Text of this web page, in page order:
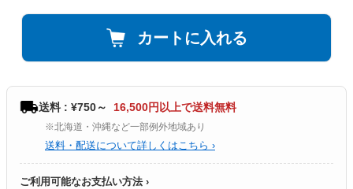
カートに入れる
送料 : ¥750～ 16,500円以上で送料無料
※北海道・沖縄など一部例外地域あり
送料・配送について詳しくはこちら ›
ご利用可能なお支払い方法 ›